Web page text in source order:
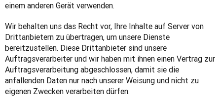
einem anderen Gerät verwenden.
Wir behalten uns das Recht vor, Ihre Inhalte auf Server von
Drittanbietern zu übertragen, um unsere Dienste
bereitzustellen. Diese Drittanbieter sind unsere
Auftragsverarbeiter und wir haben mit ihnen einen Vertrag zur
Auftragsverarbeitung abgeschlossen, damit sie die
anfallenden Daten nur nach unserer Weisung und nicht zu
eigenen Zwecken verarbeiten dürfen.